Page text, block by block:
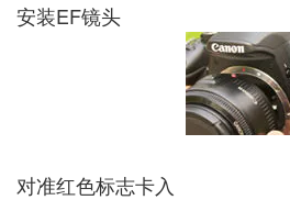
安装EF镜头
对准红色标志卡入